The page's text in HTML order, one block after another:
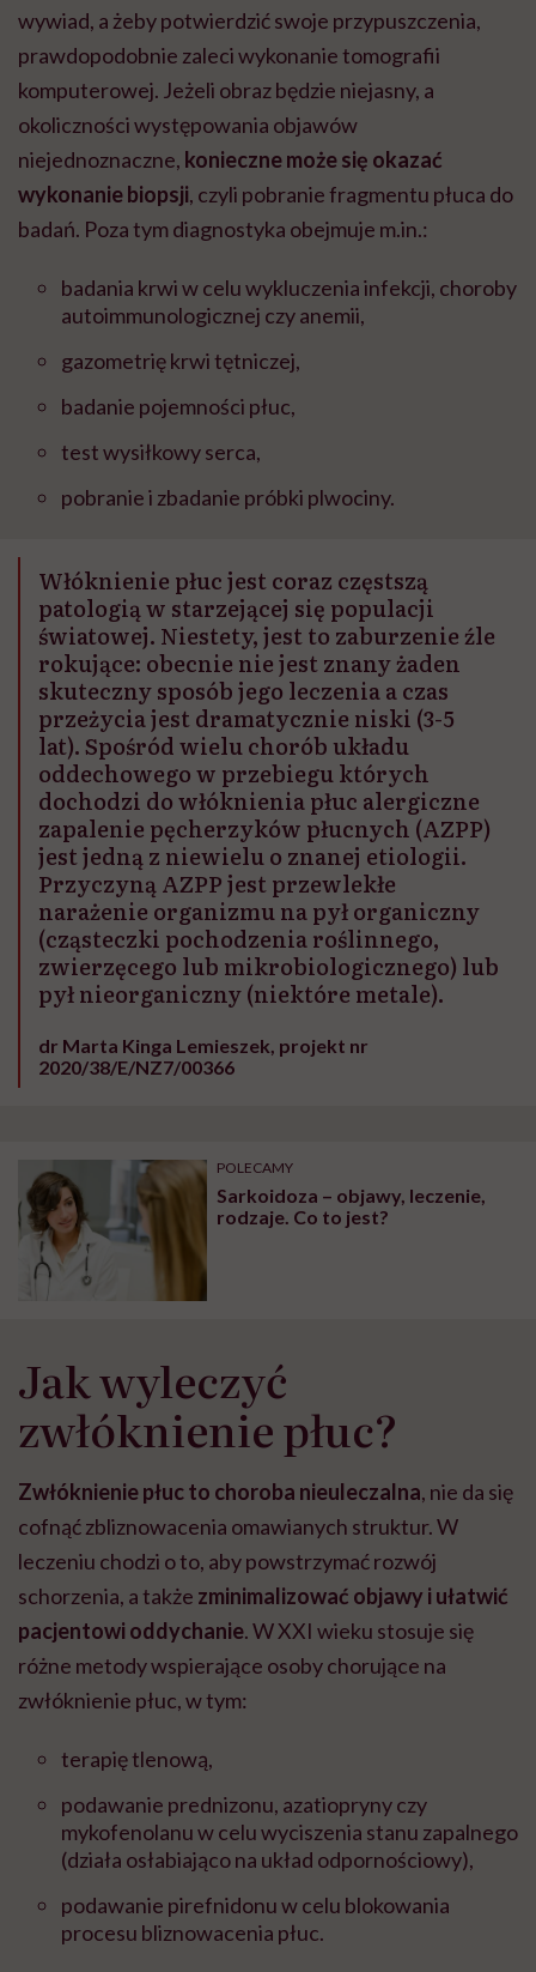
wywiad, a żeby potwierdzić swoje przypuszczenia,
prawdopodobnie zaleci wykonanie tomografii
komputerowej. Jeżeli obraz będzie niejasny, a
okoliczności występowania objawów
niejednoznaczne, konieczne może się okazać
wykonanie biopsji, czyli pobranie fragmentu płuca do
badań. Poza tym diagnostyka obejmuje m.in.:
badania krwi w celu wykluczenia infekcji, choroby
autoimmunologicznej czy anemii,
gazometrię krwi tętniczej,
badanie pojemności płuc,
test wysiłkowy serca,
pobranie i zbadanie próbki plwociny.
Włóknienie płuc jest coraz częstszą
patologią w starzejącej się populacji
światowej. Niestety, jest to zaburzenie źle
rokujące: obecnie nie jest znany żaden
skuteczny sposób jego leczenia a czas
przeżycia jest dramatycznie niski (3-5
lat). Spośród wielu chorób układu
oddechowego w przebiegu których
dochodzi do włóknienia płuc alergiczne
zapalenie pęcherzyków płucnych (AZPP)
jest jedną z niewielu o znanej etiologii.
Przyczyną AZPP jest przewlekłe
narażenie organizmu na pył organiczny
(cząsteczki pochodzenia roślinnego,
zwierzęcego lub mikrobiologicznego) lub
pył nieorganiczny (niektóre metale).
dr Marta Kinga Lemieszek, projekt nr
2020/38/E/NZ7/00366
POLECAMY
Sarkoidoza – objawy, leczenie,
rodzaje. Co to jest?
Jak wyleczyć
zwłóknienie płuc?
Zwłóknienie płuc to choroba nieuleczalna, nie da się
cofnąć zbliznowacenia omawianych struktur. W
leczeniu chodzi o to, aby powstrzymać rozwój
schorzenia, a także zminimalizować objawy i ułatwić
pacjentowi oddychanie. W XXI wieku stosuje się
różne metody wspierające osoby chorujące na
zwłóknienie płuc, w tym:
terapię tlenową,
podawanie prednizonu, azatiopryny czy
mykofenolanu w celu wyciszenia stanu zapalnego
(działa osłabiająco na układ odpornościowy),
podawanie pirefnidonu w celu blokowania
procesu bliznowacenia płuc.